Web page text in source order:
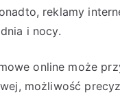
reklamy
i nocy.
online może
możliwość